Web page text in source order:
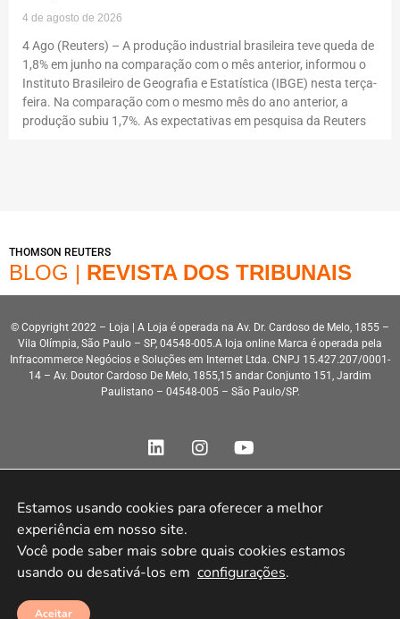
4 de agosto de 2026
4 Ago (Reuters) – A produção industrial brasileira teve queda de
1,8% em junho na comparação com o mês anterior, informou o
Instituto Brasileiro de Geografia e Estatística (IBGE) nesta terça-
feira. Na comparação com o mesmo mês do ano anterior, a
produção subiu 1,7%. As expectativas em pesquisa da Reuters
THOMSON REUTERS
BLOG | REVISTA DOS TRIBUNAIS
© Copyright 2022 – Loja | A Loja é operada na Av. Dr. Cardoso de Melo, 1855 –
Vila Olímpia, São Paulo – SP, 04548-005.A loja online Marca é operada pela
Infracommerce Negócios e Soluções em Internet Ltda. CNPJ 15.427.207/0001-
14 – Av. Doutor Cardoso De Melo, 1855,15 andar Conjunto 151, Jardim
Paulistano – 04548-005 – São Paulo/SP.
Estamos usando cookies para oferecer a melhor
experiência em nosso site.
Você pode saber mais sobre quais cookies estamos
usando ou desativá-los em configurações.
Aceitar